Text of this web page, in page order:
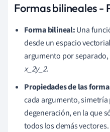
Formas bilineales -
Forma bilineal:Una
desde un espacio
argumento por
x_2y_2.
Propiedades de las
cada argumento,
degeneración, en la que
todos los demás vectores.